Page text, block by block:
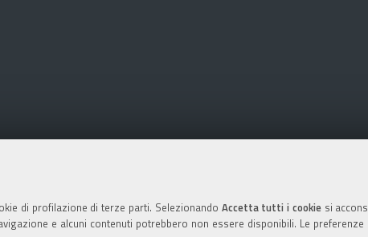
di profilazione di terze parti. Selezionando Accetta tutti i cookiesi
e alcuni contenuti potrebbero non essere disponibili. Le